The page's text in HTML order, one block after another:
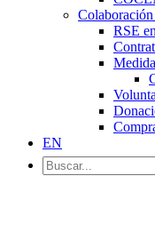
RSE
EN